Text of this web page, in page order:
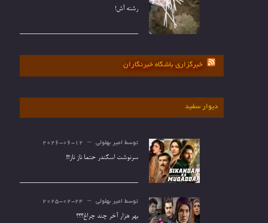
رشته آش!
خبرگزاری باشگاه خبرنگاران
دیوار سفید
توسط امیر بهلولی 2026-06-12
سرنوشت اسکندر حتما ناز ناز!!!
توسط امیر بهلولی 2025-02-24
بهر هزار آخر چند چراغ؟؟؟